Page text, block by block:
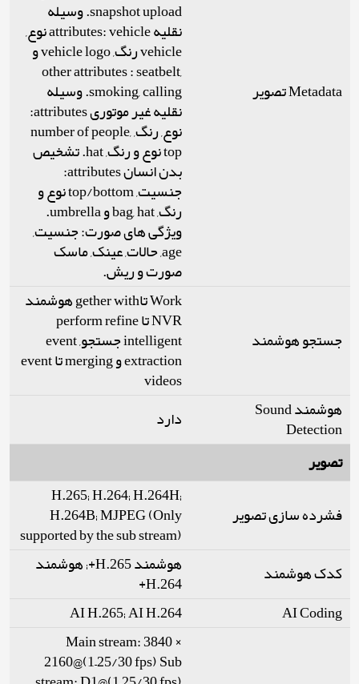
Metadata تصویر
snapshot upload. وسیله
نقلیه attributes: vehicle نوع,
vehicle رنگ, vehicle logo و
other attributes : seatbelt,
smoking, calling. وسیله
نقلیه غیر موتوری attributes:
نوع, رنگ, number of people,
top نوع و رنگ, hat. تشخیص
بدن انسان attributes:
جنسیت, top/bottom نوع و
رنگ, bag, hat و umbrella.
ویژگی های صورت: جنسیت,
age, حالات, عینک, ماسک
صورت و ریش.
جستجو هوشمند
Work تاgether with هوشمند
NVR تا perform refine
intelligent جستجو, event
extraction و merging تا event
videos
هوشمند Sound
Detection
دارد
تصویر
فشرده سازی تصویر
H.265; H.264; H.264H;
H.264B; MJPEG (Only
supported by the sub stream)
کدک هوشمند
هوشمند H.265+; هوشمند
H.264+
AI Coding
AI H.265; AI H.264
Main stream: 3840 ×
2160@(1–25/30 fps) Sub